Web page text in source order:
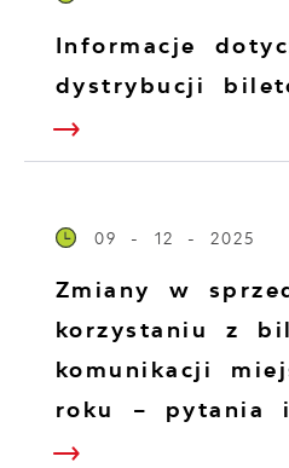
Informacje
dystrybucji
09 - 12 - 2025
Zmiany w
korzystaniu z
komunikacji
roku – pytania